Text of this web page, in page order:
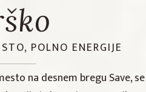
POLNO ENERGIJE
na desnem bregu Save, se